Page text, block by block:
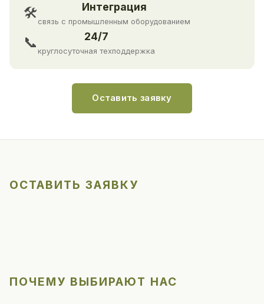
🛠 Интеграция
связь с промышленным оборудованием
📞 24/7
круглосуточная техподдержка
Оставить заявку
ОСТАВИТЬ ЗАЯВКУ
ПОЧЕМУ ВЫБИРАЮТ НАС